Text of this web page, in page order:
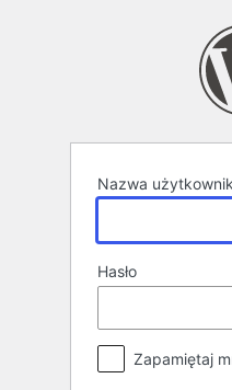
Nazwa
Hasło
Zapamiętaj